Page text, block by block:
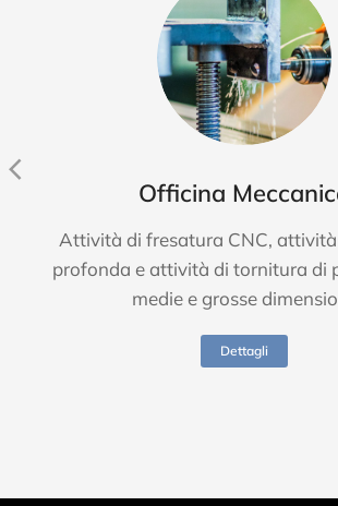
Officina
Attività di fresatura CNC,
profonda e attività di tornitura di
medie e grosse
Dettagli